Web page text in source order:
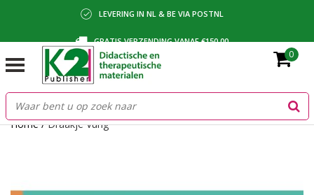
LEVERING IN NL & BE VIA POSTNL
GRATIS VERZENDING VANAF €150,00
BETALING VIA IDEAL, BANCONTACT OF FACTUUR
0
Home/Draakje Vurig